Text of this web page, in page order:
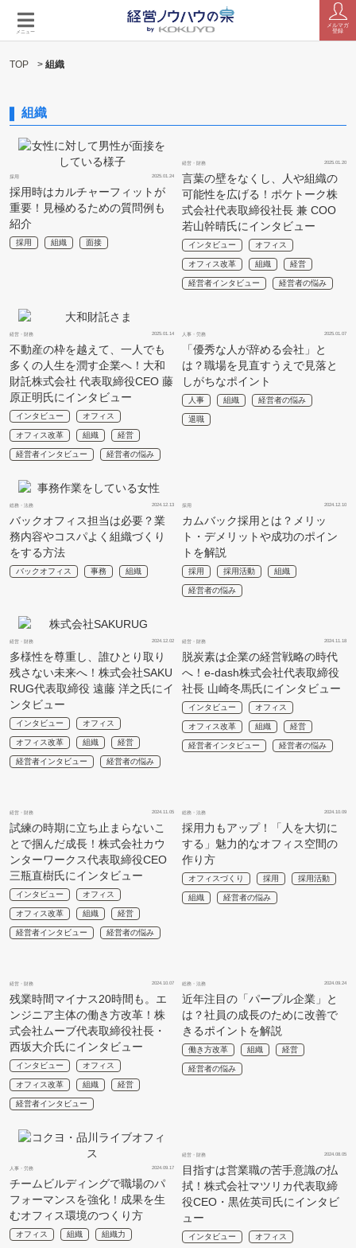
メニュー
メルマガ
登録
TOP > 組織
組織
採用 2025.01.24
採用時はカルチャーフィットが
重要！見極めるための質問例も
紹介
採用 組織 面接
経営・財務 2025.01.20
言葉の壁をなくし、人や組織の
可能性を広げる！ポケトーク株
式会社代表取締役社長 兼 COO
若山幹晴氏にインタビュー
インタビュー オフィス
オフィス改革 組織 経営
経営者インタビュー 経営者の悩み
経営・財務 2025.01.14
不動産の枠を越えて、一人でも
多くの人生を潤す企業へ！大和
財託株式会社 代表取締役CEO 藤
原正明氏にインタビュー
インタビュー オフィス
オフィス改革 組織 経営
経営者インタビュー 経営者の悩み
人事・労務 2025.01.07
「優秀な人が辞める会社」と
は？職場を見直すうえで見落と
しがちなポイント
人事 組織 経営者の悩み
退職
総務・法務 2024.12.13
バックオフィス担当は必要？業
務内容やコスパよく組織づくり
をする方法
バックオフィス 事務 組織
採用 2024.12.10
カムバック採用とは？メリッ
ト・デメリットや成功のポイン
トを解説
採用 採用活動 組織
経営者の悩み
経営・財務 2024.12.02
多様性を尊重し、誰ひとり取り
残さない未来へ！株式会社SAKU
RUG代表取締役 遠藤 洋之氏にイ
ンタビュー
インタビュー オフィス
オフィス改革 組織 経営
経営者インタビュー 経営者の悩み
経営・財務 2024.11.18
脱炭素は企業の経営戦略の時代
へ！e-dash株式会社代表取締役
社長 山崎冬馬氏にインタビュー
インタビュー オフィス
オフィス改革 組織 経営
経営者インタビュー 経営者の悩み
経営・財務 2024.11.05
試練の時期に立ち止まらないこ
とで掴んだ成長！株式会社カウ
ンターワークス代表取締役CEO
三瓶直樹氏にインタビュー
インタビュー オフィス
オフィス改革 組織 経営
経営者インタビュー 経営者の悩み
総務・法務 2024.10.09
採用力もアップ！「人を大切に
する」魅力的なオフィス空間の
作り方
オフィスづくり 採用 採用活動
組織 経営者の悩み
経営・財務 2024.10.07
残業時間マイナス20時間も。エ
ンジニア主体の働き方改革！株
式会社ムーブ代表取締役社長・
西坂大介氏にインタビュー
インタビュー オフィス
オフィス改革 組織 経営
経営者インタビュー
総務・法務 2024.09.24
近年注目の「パープル企業」と
は？社員の成長のために改善で
きるポイントを解説
働き方改革 組織 経営
経営者の悩み
人事・労務 2024.09.17
チームビルディングで職場のパ
フォーマンスを強化！成果を生
むオフィス環境のつくり方
オフィス 組織 組織力
経営・財務 2024.08.05
目指すは営業職の苦手意識の払
拭！株式会社マツリカ代表取締
役CEO・黒佐英司氏にインタビ
ュー
インタビュー オフィス